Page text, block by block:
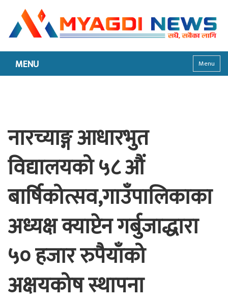
MENU Menu
नारच्याङ्ग आधारभुत
विद्यालयको ५८ औं
बार्षिकोत्सव,गाउँपालिकाका
अध्यक्ष क्याप्टेन गर्बुजाद्धारा
५० हजार रुपैयाँको
अक्षयकोष स्थापना